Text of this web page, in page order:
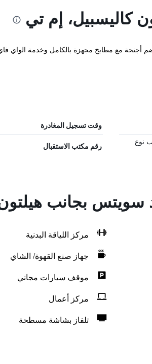
كاليسبيل، إم تي
وقت تسجيل المغادرة
نوع
رقم مكتب الاستقبال
سويتس بجانب
مركز اللياقة البدنية
جهاز صنع القهوة/ الشاي
موقف سيارات مجاني
مركز أعمال
تلفاز بشاشة مسطحة